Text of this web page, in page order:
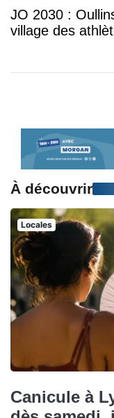
JO 2030 :
village des
À découvrir
Locales
Canicule à